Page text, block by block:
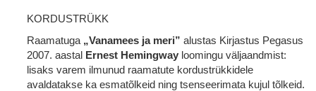
KORDUSTRÜKK
Raamatuga „Vanamees ja meri” alustas Kirjastus Pegasus
2007. aastal Ernest Hemingway loomingu väljaandmist:
lisaks varem ilmunud raamatute kordustrükkidele
avaldatakse ka esmatõlkeid ning tsenseerimata kujul tõlkeid.